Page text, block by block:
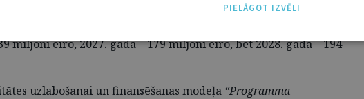
noteiktajām prioritātēm – atbalstam ģimenēm ar bērniem un
termiņā paredzēts papildu finansējums 513 miljonu eiro apmērā:
miljoni eiro, 2027. gadā – 179 miljoni eiro, bet 2028. gadā – 194
uzlabošanai un finansēšanas modeļa “Programma
PIELĀGOT IZVĒLI